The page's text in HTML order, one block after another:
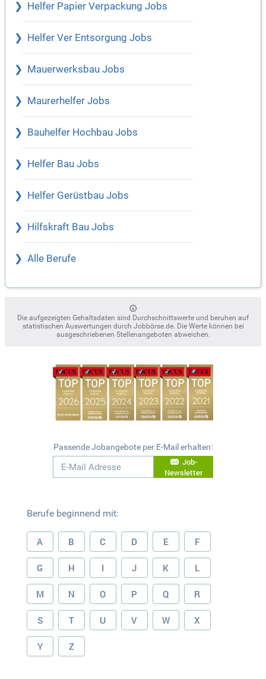
Helfer Papier Verpackung Jobs
Helfer Ver Entsorgung Jobs
Mauerwerksbau Jobs
Maurerhelfer Jobs
Bauhelfer Hochbau Jobs
Helfer Bau Jobs
Helfer Gerüstbau Jobs
Hilfskraft Bau Jobs
Alle Berufe
Die aufgezeigten Gehaltsdaten sind Durchschnittswerte und beruhen auf
statistischen Auswertungen durch Jobbörse.de. Die Werte können bei
ausgeschriebenen Stellenangeboten abweichen.
Passende Jobangebote per E-Mail erhalten:
Job-
Newsletter
Berufe beginnend mit:
A B C D E F
G H I J K L
M N O P Q R
S T U V W X
Y Z